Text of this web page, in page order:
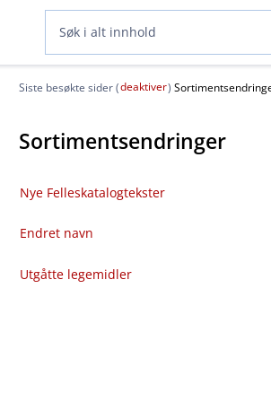
Siste besøkte sider (deaktiver)
Sortimentsendringer
Nye Felleskatalogtekster
Endret navn
Utgåtte legemidler